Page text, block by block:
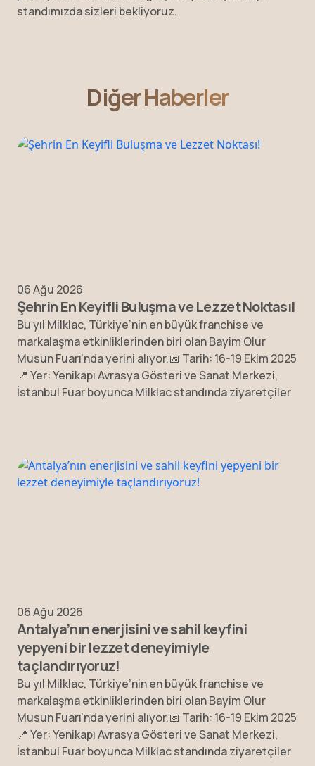
standımızda sizleri bekliyoruz.
Diğer Haberler
06 Ağu 2026
Şehrin En Keyifli Buluşma ve Lezzet Noktası!
Bu yıl Milklac, Türkiye’nin en büyük franchise ve
markalaşma etkinliklerinden biri olan Bayim Olur
Musun Fuarı’nda yerini alıyor.📅 Tarih: 16-19 Ekim 2025
📍 Yer: Yenikapı Avrasya Gösteri ve Sanat Merkezi,
İstanbul Fuar boyunca Milklac standında ziyaretçiler
06 Ağu 2026
Antalya’nın enerjisini ve sahil keyfini
yepyeni bir lezzet deneyimiyle
taçlandırıyoruz!
Bu yıl Milklac, Türkiye’nin en büyük franchise ve
markalaşma etkinliklerinden biri olan Bayim Olur
Musun Fuarı’nda yerini alıyor.📅 Tarih: 16-19 Ekim 2025
📍 Yer: Yenikapı Avrasya Gösteri ve Sanat Merkezi,
İstanbul Fuar boyunca Milklac standında ziyaretçiler